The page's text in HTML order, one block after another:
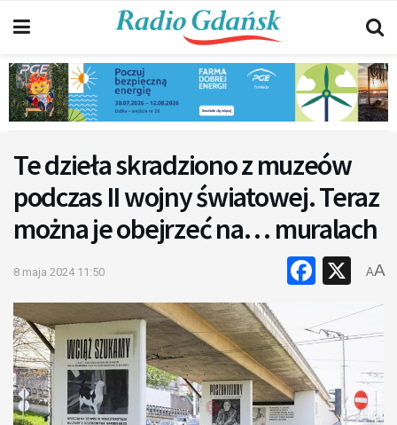
Te dzieła skradziono z muzeów
podczas II wojny światowej. Teraz
można je obejrzeć na… muralach
8 maja 2024 11:50 X
AA